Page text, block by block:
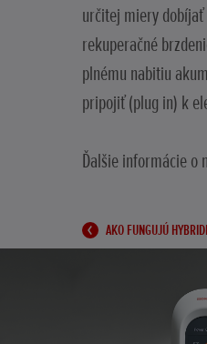
určitej miery
rekuperačné
plnému nabitiu
pripojiť (plug in) k
Ďalšie informácie o
AKO FUNGUJÚ